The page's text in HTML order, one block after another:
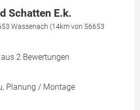
Schatten E.k.
Wassenach (14km von 56653
2 Bewertungen
Planung / Montage